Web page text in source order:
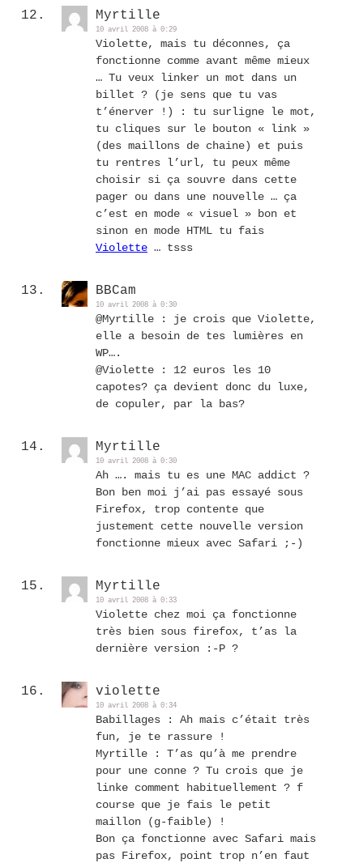
Myrtille
10 avril 2008 à 0:29
Violette, mais tu déconnes, ça
fonctionne comme avant même mieux
… Tu veux linker un mot dans un
billet ? (je sens que tu vas
t’énerver !) : tu surligne le mot,
tu cliques sur le bouton « link »
(des maillons de chaine) et puis
tu rentres l’url, tu peux même
choisir si ça souvre dans cette
pager ou dans une nouvelle … ça
c’est en mode « visuel » bon et
sinon en mode HTML tu fais
Violette … tsss
BBCam
10 avril 2008 à 0:30
@Myrtille : je crois que Violette,
elle a besoin de tes lumières en
WP….
@Violette : 12 euros les 10
capotes? ça devient donc du luxe,
de copuler, par la bas?
Myrtille
10 avril 2008 à 0:30
Ah …. mais tu es une MAC addict ?
Bon ben moi j’ai pas essayé sous
Firefox, trop contente que
justement cette nouvelle version
fonctionne mieux avec Safari ;-)
Myrtille
10 avril 2008 à 0:33
Violette chez moi ça fonctionne
très bien sous firefox, t’as la
dernière version :-P ?
violette
10 avril 2008 à 0:34
Babillages : Ah mais c’était très
fun, je te rassure !
Myrtille : T’as qu’à me prendre
pour une conne ? Tu crois que je
linke comment habituellement ? f
course que je fais le petit
maillon (g-faible) !
Bon ça fonctionne avec Safari mais
pas Firefox, point trop n’en faut